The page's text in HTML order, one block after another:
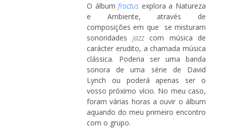
O álbumfractus explora a Natureza
e Ambiente, através de
composições em que se misturam
sonoridades jazzcom música de
carácter erudito, a chamada música
clássica. Poderia ser uma banda
sonora de uma série de David
Lynch ou poderá apenas ser o
vosso próximo vício. No meu caso,
foram várias horas a ouvir o álbum
aquando do meu primeiro encontro
com o grupo.